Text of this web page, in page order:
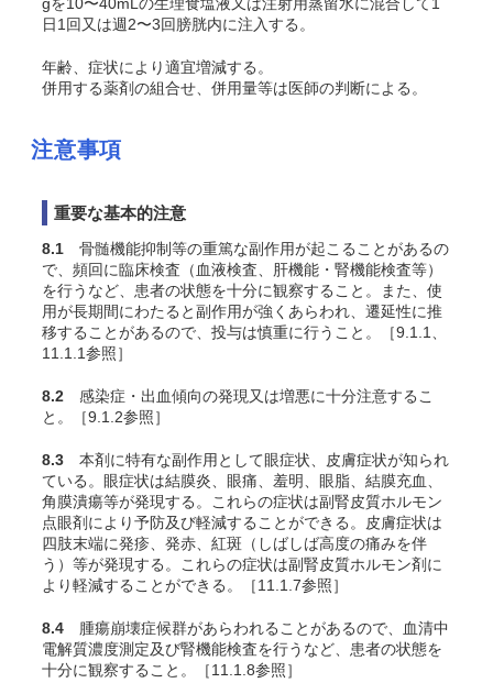
日1回又は週2〜3回膀胱内に注入する。
年齢、症状により適宜増減する。
併用する薬剤の組合せ、併用量等は医師の判断による。
注意事項
重要な基本的注意
8.1 骨髄機能抑制等の重篤な副作用が起こることがあるの
で、頻回に臨床検査（血液検査、肝機能・腎機能検査等）
を行うなど、患者の状態を十分に観察すること。また、使
用が長期間にわたると副作用が強くあらわれ、遷延性に推
移することがあるので、投与は慎重に行うこと。［9.1.1、
11.1.1参照］
8.2 感染症・出血傾向の発現又は増悪に十分注意するこ
と。［9.1.2参照］
8.3 本剤に特有な副作用として眼症状、皮膚症状が知られ
ている。眼症状は結膜炎、眼痛、羞明、眼脂、結膜充血、
角膜潰瘍等が発現する。これらの症状は副腎皮質ホルモン
点眼剤により予防及び軽減することができる。皮膚症状は
四肢末端に発疹、発赤、紅斑（しばしば高度の痛みを伴
う）等が発現する。これらの症状は副腎皮質ホルモン剤に
より軽減することができる。［11.1.7参照］
8.4 腫瘍崩壊症候群があらわれることがあるので、血清中
電解質濃度測定及び腎機能検査を行うなど、患者の状態を
十分に観察すること。［11.1.8参照］